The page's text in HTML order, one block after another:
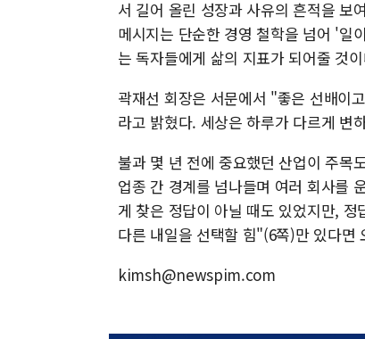
서 길어 올린 성장과 사유의 흔적을 보
메시지는 단순한 경영 철학을 넘어 '일
는 독자들에게 삶의 지표가 되어줄 것
곽재선 회장은 서문에서 "좋은 선배이
라고 밝혔다. 세상은 하루가 다르게 변
불과 몇 년 전에 중요했던 산업이 주목
업종 간 경계를 넘나들며 여러 회사를
게 찾은 정답이 아닐 때도 있었지만,
다른 내일을 선택할 힘"(6쪽)만 있다면
kimsh@newspim.com